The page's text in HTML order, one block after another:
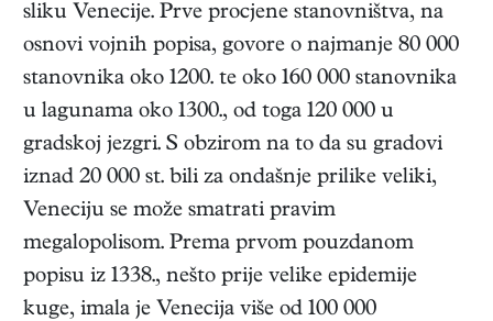
sliku Venecije. Prve procjene stanovništva, na
osnovi vojnih popisa, govore o najmanje 80 000
stanovnika oko 1200. te oko 160 000 stanovnika
u lagunama oko 1300., od toga 120 000 u
gradskoj jezgri. S obzirom na to da su gradovi
iznad 20 000 st. bili za ondašnje prilike veliki,
Veneciju se može smatrati pravim
megalopolisom. Prema prvom pouzdanom
popisu iz 1338., nešto prije velike epidemije
kuge, imala je Venecija više od 100 000